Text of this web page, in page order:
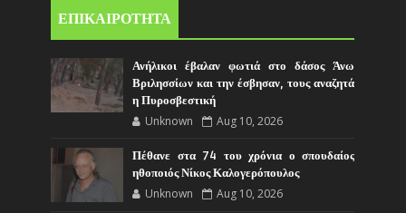
ΕΠΙΚΑΙΡΟΤΗΤΑ
Ανήλικοι έβαλαν φωτιά στο δάσος Άνω
Βριλησσίων και την έσβησαν, τους αναζητά
η Πυροσβεστική
Unknown Aug 10, 2026
Πέθανε στα 74 του χρόνια ο σπουδαίος
ηθοποιός Νίκος Καλογερόπουλος
Unknown Aug 10, 2026